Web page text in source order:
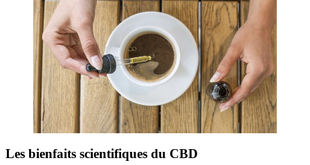
Les bienfaits scientifiques du CBD